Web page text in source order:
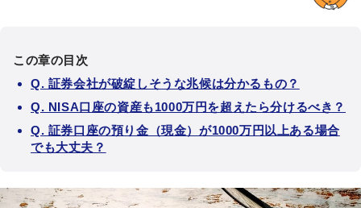
この章の目次
Q. 証券会社が破綻しそうな兆候は分かるもの？
Q. NISA口座の資産も1000万円を超えたら分けるべき？
Q. 証券口座の預り金（現金）が1000万円以上ある場合
でも大丈夫？